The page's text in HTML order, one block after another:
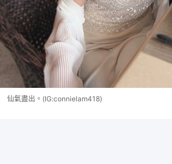
仙氣盡出。(IG:connielam418)